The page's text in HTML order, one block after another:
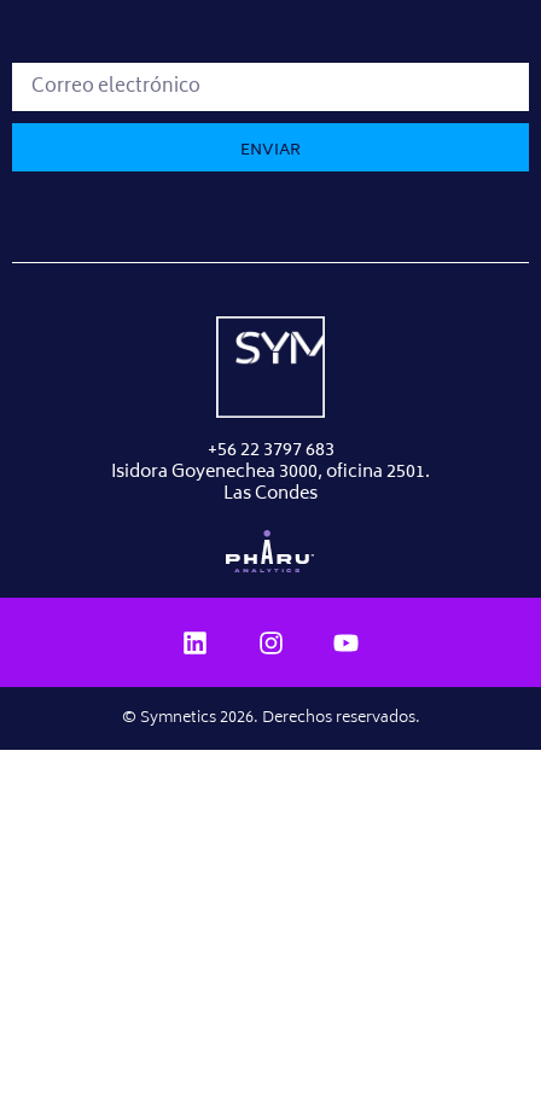
ENVIAR
+56 22 3797 683
Isidora Goyenechea 3000, oficina 2501.
Las Condes
© Symnetics 2026. Derechos reservados.